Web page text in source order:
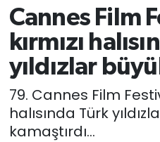
Cannes Film
kırmızı
yıldızlar
79. Cannes Film
halısında Türk
kamaştırdı...